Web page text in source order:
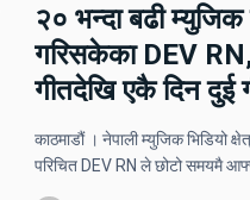
२० भन्दा बढी म्युजिक
गरिसकेका DEV RN,
गीतदेखि एकै दिन दुई
काठमाडौं । नेपाली म्युजिक भिडियो
परिचित DEV RN ले छोटो समयमै